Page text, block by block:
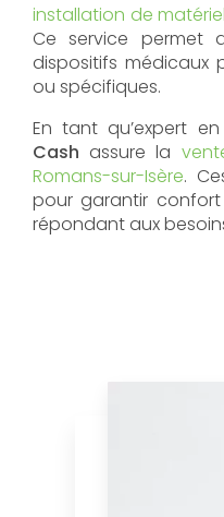
installation de
Ce service permet
dispositifs médicaux
ou spécifiques.
En tant qu’expert
Cash assure la
Romans-sur-Isère.
pour garantir
répondant aux